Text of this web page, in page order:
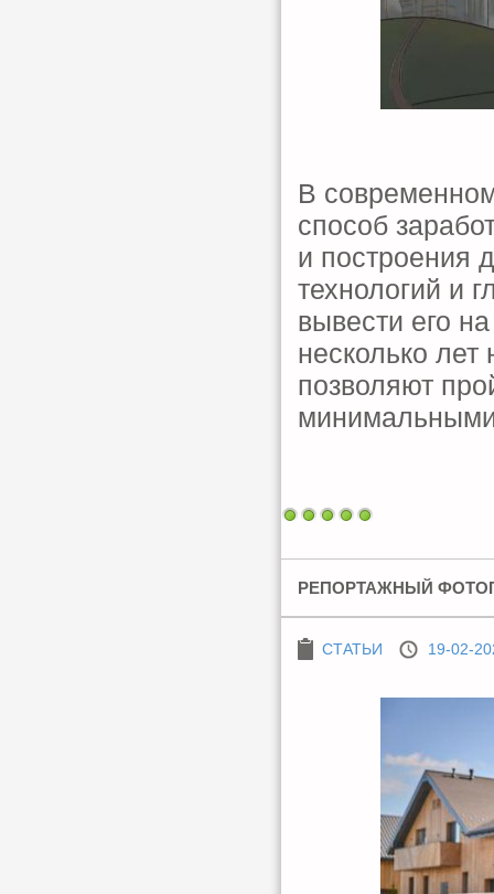
В
способ
и построения
технологий и
вывести его
несколько
позволяют
РЕПОРТАЖНЫЙ
СТАТЬИ 19-02-